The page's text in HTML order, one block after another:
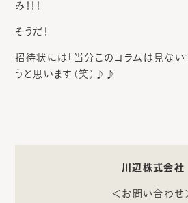
み！！！
そうだ！
招待状には「当分このコラムは見ない
うと思います（笑）♪♪
川辺株式会社
＜お問い合わせ